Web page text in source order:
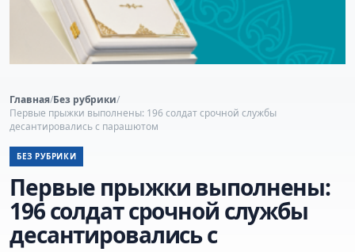
Главная/Без рубрики/
Первые прыжки выполнены: 196 солдат срочной службы
десантировались с парашютом
БЕЗ РУБРИКИ
Первые прыжки выполнены:
196 солдат срочной службы
десантировались с